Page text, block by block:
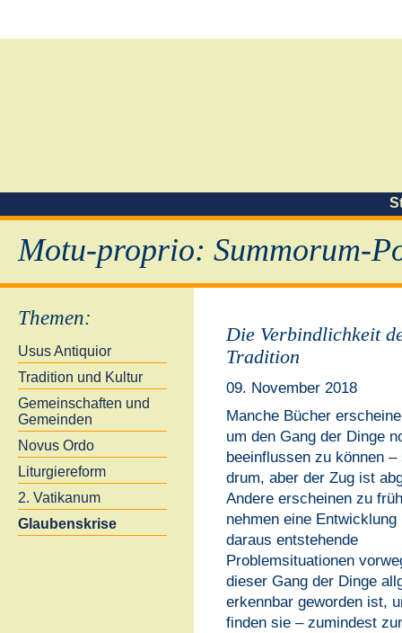
Motu-proprio: Summorum-
Themen:
Usus Antiquior
Tradition und Kultur
Gemeinschaften und
Gemeinden
Novus Ordo
Liturgiereform
2. Vatikanum
Glaubenskrise
Die Verbindlichkeit
Tradition
09. November 2018
Manche Bücher
um den Gang der Dinge
beeinflussen zu können –
drum, aber der Zug ist
Andere erscheinen zu
nehmen eine Entwicklung
daraus entstehende
Problemsituationen
dieser Gang der Dinge
erkennbar geworden ist,
finden sie – zumindest